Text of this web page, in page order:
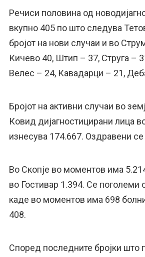
Речиси половина од
вкупно 405 по што следува
бројот на нови случаи и во
Кичево 40, Штип – 37, Струга –
Велес – 24, Кавадарци – 21,
Бројот на активни случаи во
Ковид дијагностицирани лица
изнесува 174.667. Оздравени
Во Скопје во моментов има
во Гостивар 1.394. Се поголеми
каде во моментов има 698
408.
Според последните бројки што